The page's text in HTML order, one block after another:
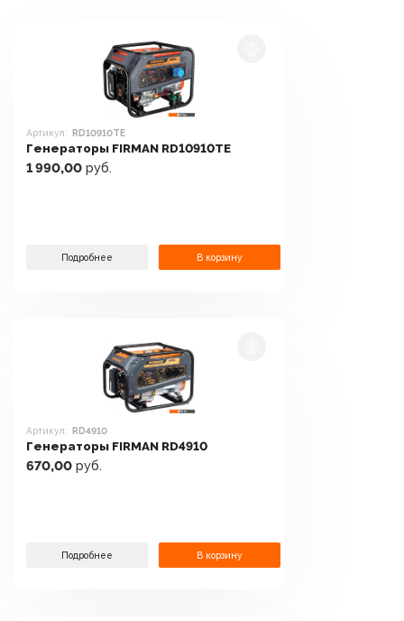
Артикул: RD10910TE
Генераторы FIRMAN RD10910TE
1 990,00 руб.
Подробнее В корзину
Артикул: RD4910
Генераторы FIRMAN RD4910
670,00 руб.
Подробнее В корзину